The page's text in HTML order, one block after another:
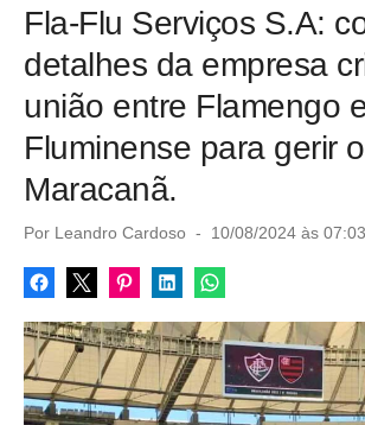
Fla-Flu Serviços S.A:
detalhes da empresa
união entre Flamengo
Fluminense para gerir o
Maracanã.
Por Leandro Cardoso
P
s
t
d
o
n
10/08/2024 às 07:03